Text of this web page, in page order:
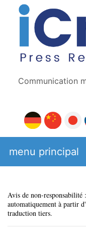
Communication
menu principal
Avis de non-responsabilité
automatiquement à partir
traduction tiers.